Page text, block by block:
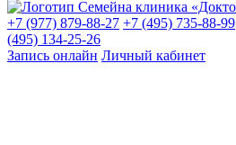
+7 (977) 879-88-27 +7 (495) 735-88-99
(495) 134-25-26
Запись онлайн Личный кабинет